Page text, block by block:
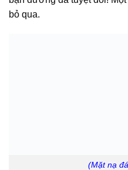
bỏ qua.
(Mặt nạ